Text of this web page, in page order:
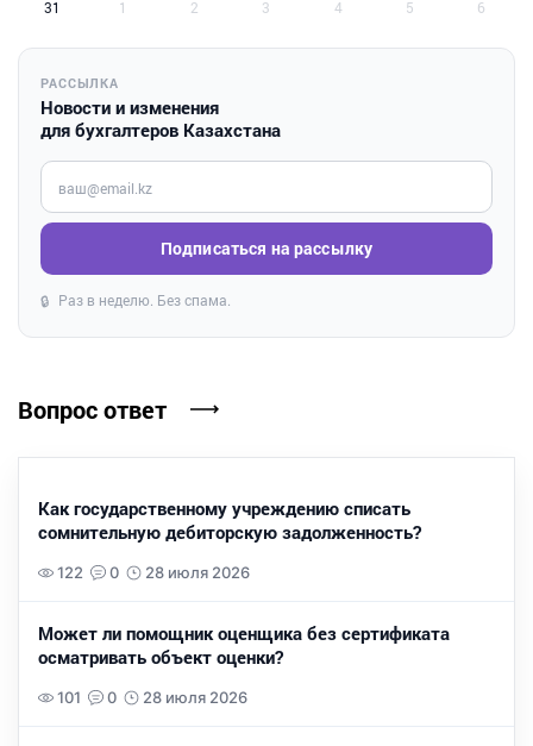
31 1 2 3 4 5 6
РАССЫЛКА
Новости и изменения
для бухгалтеров Казахстана
Введите ваш e-mail
Подписаться на рассылку
🔒 Раз в неделю. Без спама.
Вопрос ответ
Как государственному учреждению списать
сомнительную дебиторскую задолженность?
122 0 28 июля 2026
Может ли помощник оценщика без сертификата
осматривать объект оценки?
101 0 28 июля 2026